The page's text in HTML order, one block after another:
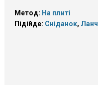
Метод: На плиті
Підійде: Сніданок, Ланч